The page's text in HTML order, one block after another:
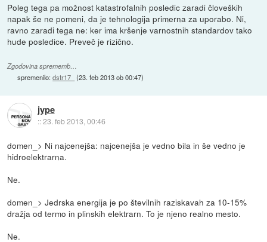
Poleg tega pa možnost katastrofalnih posledic zaradi človeških
napak še ne pomeni, da je tehnologija primerna za uporabo. Ni,
ravno zaradi tega ne: ker ima kršenje varnostnih standardov tako
hude posledice. Preveč je rizično.
Zgodovina sprememb…
spremenilo:dstr17_ (23. feb 2013 ob 00:47)
jype
::23. feb 2013, 00:46
domen_> Ni najcenejša: najcenejša je vedno bila in še vedno je
hidroelektrarna.
Ne.
domen_> Jedrska energija je po številnih raziskavah za 10-15%
dražja od termo in plinskih elektrarn. To je njeno realno mesto.
Ne.